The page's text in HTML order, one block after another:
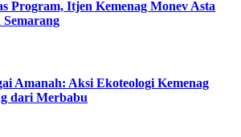
Program, Itjen Kemenag Monev Asta
Amanah: Aksi Ekoteologi Kemenag
dari Merbabu